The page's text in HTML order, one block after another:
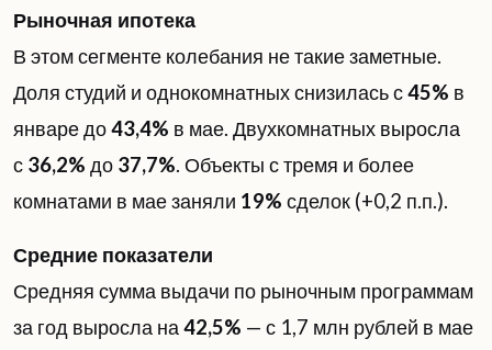
Рыночная ипотека
В этом сегменте колебания не такие заметные.
Доля студий и однокомнатных снизилась с45% в
январе до43,4% в мае. Двухкомнатных выросла
с 36,2% до 37,7%. Объекты с тремя и более
комнатами в мае заняли 19% сделок (+0,2 п.п.).
Средние показатели
Средняя сумма выдачи по рыночным программам
за год выросла на42,5% — с 1,7 млн рублей в мае